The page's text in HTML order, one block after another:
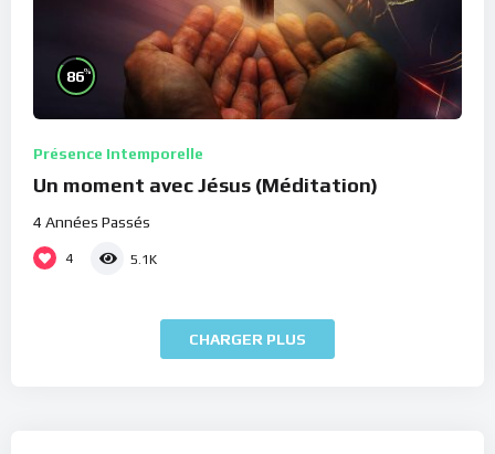
86%
Présence Intemporelle
Un moment avec Jésus (Méditation)
4 Années Passés
4 5.1K
CHARGER PLUS